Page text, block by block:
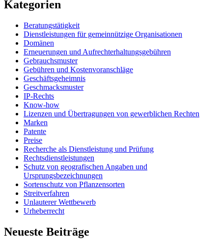
Kategorien
Beratungstätigkeit
Dienstleistungen für gemeinnützige Organisationen
Domänen
Erneuerungen und Aufrechterhaltungsgebühren
Gebrauchsmuster
Gebühren und Kostenvoranschläge
Geschäftsgeheimnis
Geschmacksmuster
IP-Rechts
Know-how
Lizenzen und Übertragungen von gewerblichen Rechten
Marken
Patente
Preise
Recherche als Dienstleistung und Prüfung
Rechtsdienstleistungen
Schutz von geografischen Angaben und
Ursprungsbezeichnungen
Sortenschutz von Pflanzensorten
Streitverfahren
Unlauterer Wettbewerb
Urheberrecht
Neueste Beiträge